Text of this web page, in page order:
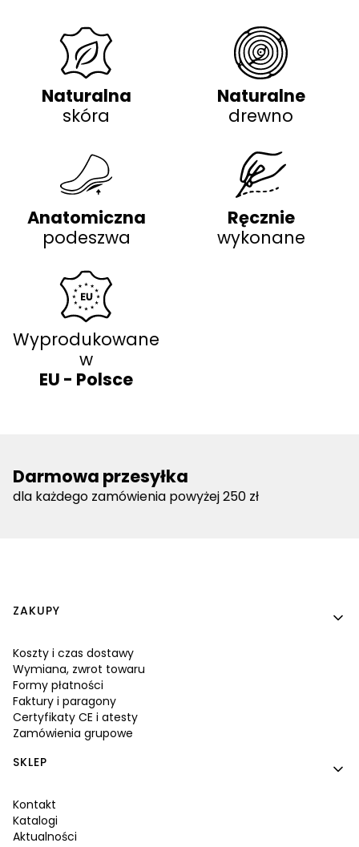
Naturalna
skóra
Naturalne
drewno
Anatomiczna
podeszwa
Ręcznie
wykonane
Wyprodukowane
w
EU - Polsce
Darmowa przesyłka
dla każdego zamówienia powyżej 250 zł
Linki w stopce
ZAKUPY
Koszty i czas dostawy
Wymiana, zwrot towaru
Formy płatności
Faktury i paragony
Certyfikaty CE i atesty
Zamówienia grupowe
SKLEP
Kontakt
Katalogi
Aktualności